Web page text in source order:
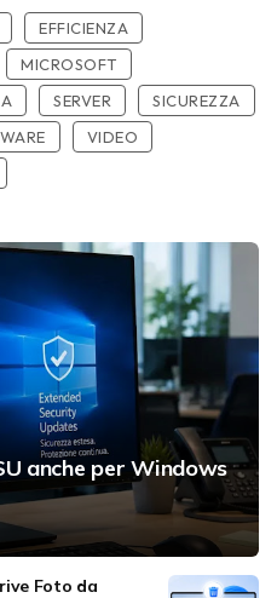
EFFICIENZA
MICROSOFT
SERVER
SICUREZZA
VIDEO
anche per Windows
Foto da